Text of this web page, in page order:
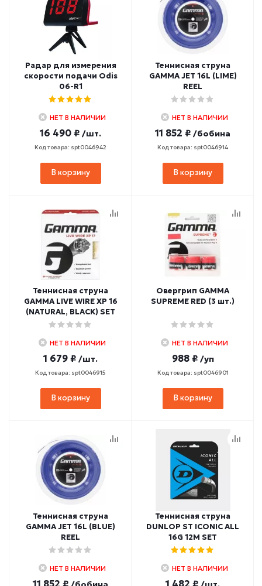
Радар для измерения
скорости подачи Odis
06-R1
НЕТ В НАЛИЧИИ
16 490 ₽ /шт.
Код товара: spt0046942
В корзину
Теннисная струна
GAMMA JET 16L (LIME)
REEL
НЕТ В НАЛИЧИИ
11 852 ₽ /бобина
Код товара: spt0046914
В корзину
Теннисная струна
GAMMA LIVE WIRE XP 16
(NATURAL, BLACK) SET
НЕТ В НАЛИЧИИ
1 679 ₽ /шт.
Код товара: spt0046915
В корзину
Овергрип GAMMA
SUPREME RED (3 шт.)
НЕТ В НАЛИЧИИ
988 ₽ /уп
Код товара: spt0046901
В корзину
Теннисная струна
GAMMA JET 16L (BLUE)
REEL
НЕТ В НАЛИЧИИ
11 852 ₽
Теннисная струна
DUNLOP ST ICONIC ALL
16G 12M SET
НЕТ В НАЛИЧИИ
1 482 ₽